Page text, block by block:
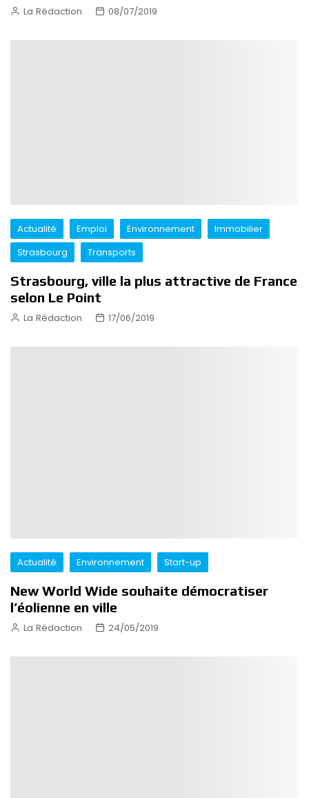
La Rédaction 08/07/2019
Actualité Emploi Environnement
Immobilier
Strasbourg
Transports
Strasbourg, ville la plus attractive de France
selon Le Point
La Rédaction 17/06/2019
Actualité Environnement Start-up
New World Wide souhaite démocratiser
l’éolienne en ville
La Rédaction 24/05/2019